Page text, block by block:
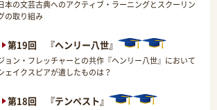
本の文芸古典へのアクティブ・ラーニングとスクーリン
の取り組み
第19回 『ヘンリー八世』
ョン・フレッチャーとの共作『ヘンリー八世』において
ェイクスピアが遺したものは？
第18回 『テンペスト』